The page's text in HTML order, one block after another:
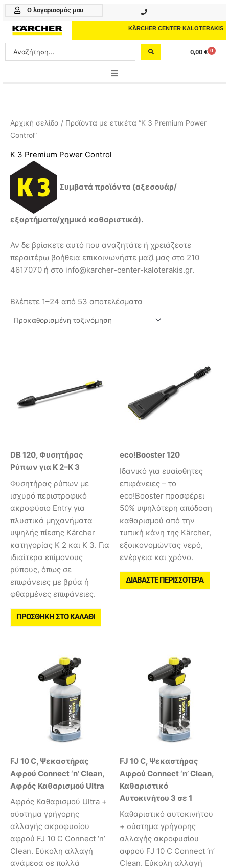
Μετάβαση
περιεχόμενο
Ο λογαριασμός μου
KÄRCHER CENTER KALOTERAKIS
Search
...
0,00 € 0
Cart
PROFESSIONAL
ΑΞΕΣΟΥΑΡ
ΚΑΘΑΡΙΣΤΙΚΑ
ΥΠΗΡΕΣΙΕΣ-ΝΕΑ-ΛΥΣΕΙΣ
Αρχική σελίδα / Προϊόντα με ετικέτα “K 3 Premium Power
Control”
K 3 Premium Power Control
Συμβατά προϊόντα (αξεσουάρ/
εξαρτήματα/χημικά καθαριστικά).
Αν δε βρίσκετε αυτό που αναζητάτε ή χρειάζεστε
περαιτέρω βοήθεια επικοινωνήστε μαζί μας στο 210
4617070 ή στο info@karcher-center-kaloterakis.gr.
Βλέπετε 1–24 από 53 αποτελέσματα
DB 120, Φυσητήρας
Ρύπων για K 2–K 3
Φυσητήρας ρύπων με
ισχυρό περιστροφικό
ακροφύσιο Entry για
πλυστικά μηχανήματα
υψηλής πίεσης Kärcher
κατηγορίας K 2 και K 3. Για
ιδιαίτερα επίμονους
ρύπους, όπως σε
επιφάνειες με βρύα ή
φθαρμένες επιφάνειες.
ΠΡΟΣΘΉΚΗ ΣΤΟ ΚΑΛΆΘΙ
eco!Booster 120
Ιδανικό για ευαίσθητες
επιφάνειες – το
eco!Booster προσφέρει
50% υψηλότερη απόδοση
καθαρισμού από την
τυπική κάνη της Kärcher,
εξοικονομώντας νερό,
ενέργεια και χρόνο.
ΔΙΑΒΆΣΤΕ ΠΕΡΙΣΣΌΤΕΡΑ
FJ 10 C, Ψεκαστήρας
Αφρού Connect ‘n’ Clean,
Αφρός Καθαρισμού Ultra
Αφρός Καθαρισμού Ultra +
σύστημα γρήγορης
αλλαγής ακροφυσίου
αφρού FJ 10 C Connect ‘n’
Clean. Εύκολη αλλαγή
ανάμεσα σε πολλά
FJ 10 C, Ψεκαστήρας
Αφρού Connect ‘n’ Clean,
Καθαριστικό
Αυτοκινήτου 3 σε 1
Καθαριστικό αυτοκινήτου
+ σύστημα γρήγορης
αλλαγής ακροφυσίου
αφρού FJ 10 C Connect ‘n’
Clean. Εύκολη αλλαγή